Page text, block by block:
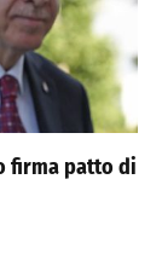
firma patto di